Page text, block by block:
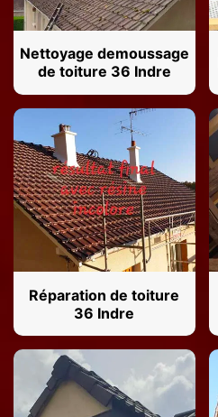
Nettoyage demoussage
de toiture 36 Indre
Réparation de toiture
36 Indre